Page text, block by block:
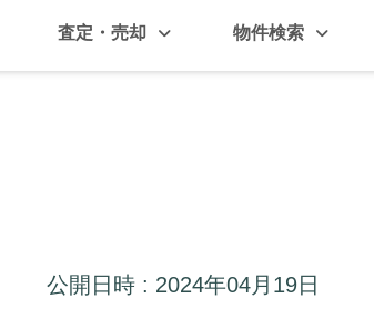
査定・売却 物件検索
公開日時 : 2024年04月19日